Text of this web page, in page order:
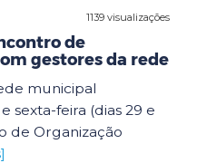
1139 visualizações
de
gestores da rede
municipal
sexta-feira (dias 29 e
de Organização